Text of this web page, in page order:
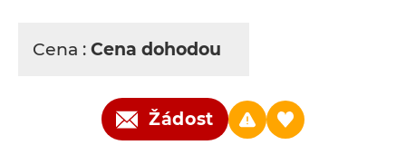
Cena : Cena dohodou
Žádost